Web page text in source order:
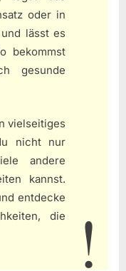
oder in
lässt es
bekommst
gesunde
vielseitiges
nicht nur
andere
kannst.
entdecke
die